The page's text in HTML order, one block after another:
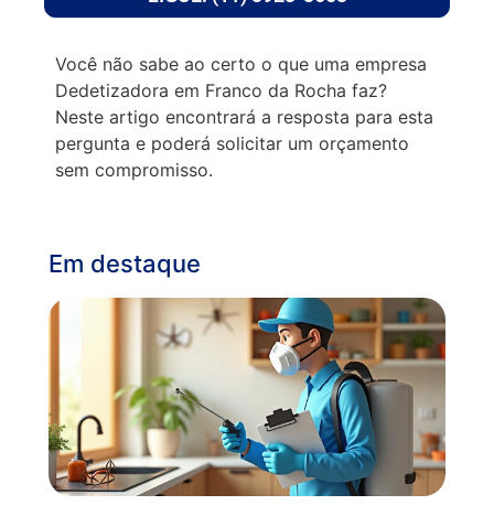
Você não sabe ao certo o que uma empresa
Dedetizadora em Franco da Rocha faz?
Neste artigo encontrará a resposta para esta
pergunta e poderá solicitar um orçamento
sem compromisso.
Em destaque